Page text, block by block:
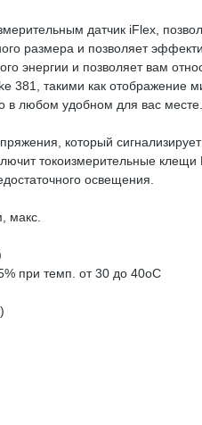
датчик iFlex,
размера и позволяет
энергии и позволяет вам
381, такими как
в любом удобном для вас месте.
который
токоизмерительные
освещения.
макс.
при темп. от 30 до 40оC